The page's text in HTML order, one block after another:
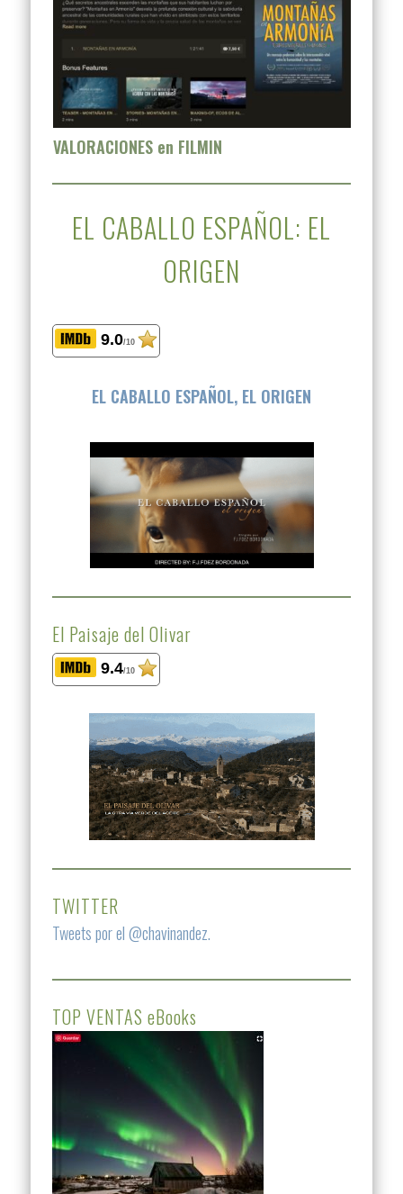
VALORACIONES en FILMIN
EL CABALLO ESPAÑOL: EL
ORIGEN
9.0/10
EL CABALLO ESPAÑOL, EL ORIGEN
El Paisaje del Olivar
9.4/10
TWITTER
Tweets por el @chavinandez.
TOP VENTAS eBooks